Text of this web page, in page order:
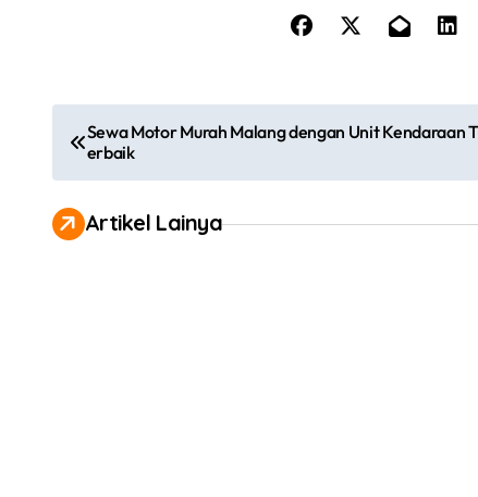
o
s
Sewa Motor Murah Malang dengan Unit Kendaraan T
erbaik
Artikel Lainya